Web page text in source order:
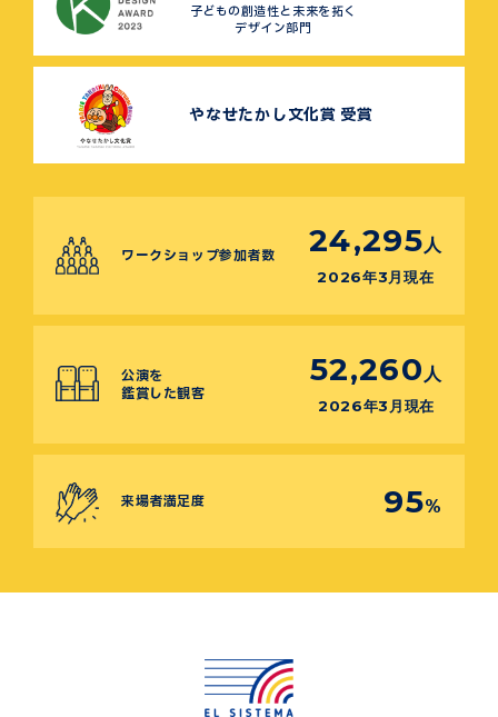
子どもの創造性と未来を拓く
デザイン部門
やなせたかし文化賞 受賞
ワークショップ参加者数 24,295 人
2026年3月現在
公演を
鑑賞した観客
52,260 人
2026年3月現在
来場者満足度 95%